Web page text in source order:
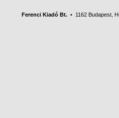
Ferenci Kiadó Bt. • 1162 Budapest,